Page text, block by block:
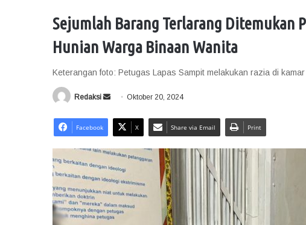
Sejumlah Barang Terlarang Ditemukan
Hunian Warga Binaan Wanita
Keterangan foto: Petugas Lapas Sampit melakukan razia di
Redaksi
a
n
e
m
a
Oktober 20, 2024
Facebook X Share via Email Print